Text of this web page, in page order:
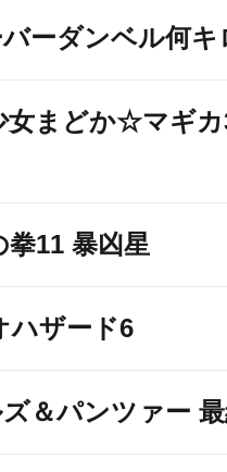
ーダンベル何キ
女まどか☆マギ
拳11 暴凶星
ハザード6
＆パンツァー